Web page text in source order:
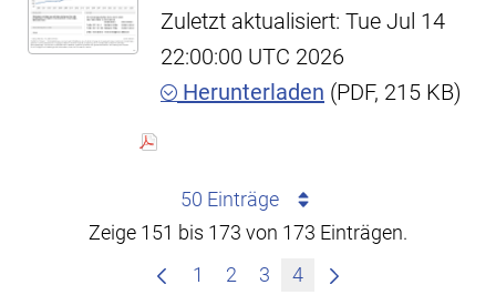
Zuletzt aktualisiert: Tue Jul 14
22:00:00 UTC 2026
Herunterladen (PDF, 215 KB)
50 Einträge
Zeige 151 bis 173 von 173 Einträgen.
1
2 3 4